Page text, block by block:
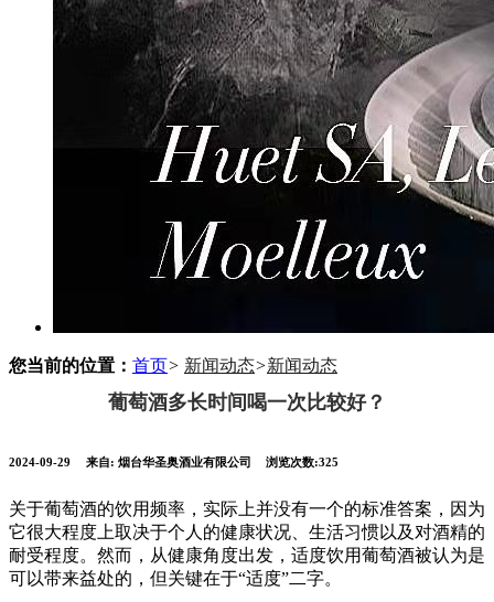
您当前的位置： 首页> 新闻动态>新闻动态
葡萄酒多长时间喝一次比较好？
2024-09-29 来自: 烟台华圣奥酒业有限公司 浏览次数:325
关于葡萄酒的饮用频率，实际上并没有一个的标准答案，因为
它很大程度上取决于个人的健康状况、生活习惯以及对酒精的
耐受程度。然而，从健康角度出发，适度饮用葡萄酒被认为是
可以带来益处的，但关键在于“适度”二字。